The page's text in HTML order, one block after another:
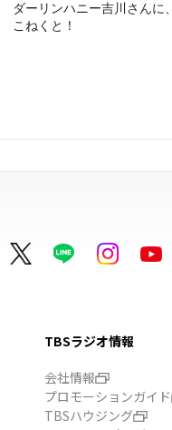
ダーリンハニー吉川さんに、
こねくと！
TBSラジオ情報
会社情報
プロモーションガイド
TBSハウジング